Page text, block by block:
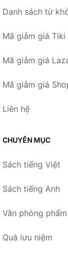
Danh sách từ
Mã giảm giá Tiki
Mã giảm giá
Mã giảm giá
Liên hệ
CHUYÊN MỤC
Sách tiếng Việt
Sách tiếng Anh
Văn phòng phẩm
Quà lưu niệm